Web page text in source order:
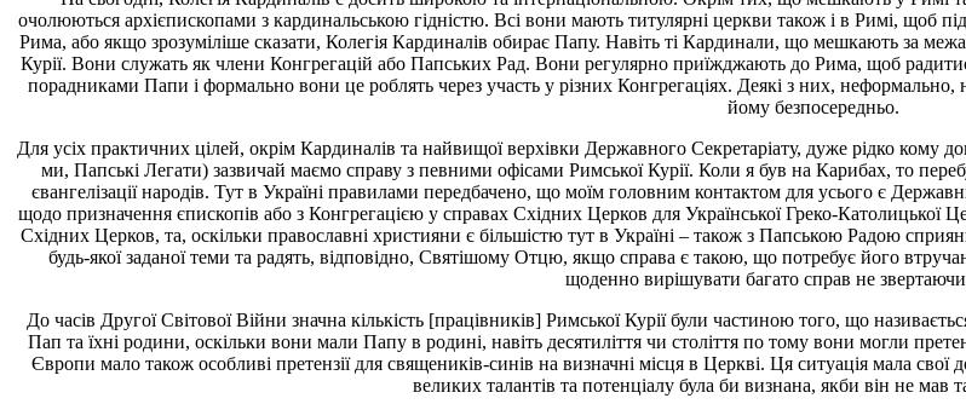
очолюються архієпископами з кардинальською гідністю. Всі вони мають титулярні церкви також і в Римі, щоб
Рима, або якщо зрозуміліше сказати, Колегія Кардиналів обирає Папу. Навіть ті Кардинали, що мешкають за
Курії. Вони служать як члени Конгрегацій або Папських Рад. Вони регулярно приїжджають до Рима, щоб
порадниками Папи і формально вони це роблять через участь у різних Конгрегаціях. Деякі з них,
йому безпосередньо.
Для усіх практичних цілей, окрім Кардиналів та найвищої верхівки Державного Секретаріату, дуже рідко
ми, Папські Легати) зазвичай маємо справу з певними офісами Римської Курії. Коли я був на Карибах, то
євангелізації народів. Тут в Україні правилами передбачено, що моїм головним контактом для усього є
щодо призначення єпископів або з Конгрегацією у справах Східних Церков для Української Греко-
Східних Церков, та, оскільки православні християни є більшістю тут в Україні – також з Папською Радою
будь-якої заданої теми та радять, відповідно, Святішому Отцю, якщо справа є такою, що потребує його
щоденно вирішувати багато справ не
До часів Другої Світової Війни значна кількість [працівників] Римської Курії були частиною того, що
Пап та їхні родини, оскільки вони мали Папу в родині, навіть десятиліття чи століття по тому вони могли
Європи мало також особливі претензії для священиків-синів на визначні місця в Церкві. Ця ситуація мала свої
великих талантів та потенціалу була би визнана, якби він не мав